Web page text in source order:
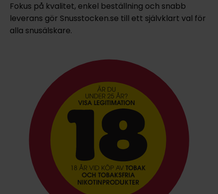
Fokus på kvalitet, enkel beställning och snabb
leverans gör Snusstocken.se till ett självklart val för
alla snusälskare.